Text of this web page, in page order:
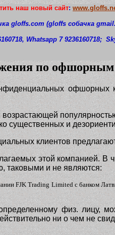
наш новый сайт:
gloffs.com (gloffs собачка
Whatsapp 7 9236160718; S
по
офшорных
существенных и
клиентов
этой компанией. В
таковыми и не являются:
FJK Trading Limited с банком
физ. лицу,
ни о чем не